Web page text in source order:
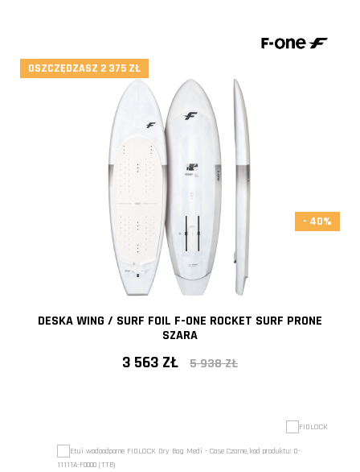
DESKA WING / SURF FOIL F-ONE ROCKET SURF PRONE
SZARA
3 563 ZŁ 5 938 ZŁ
OSZCZĘDZASZ 2 375 ZŁ
- 40%